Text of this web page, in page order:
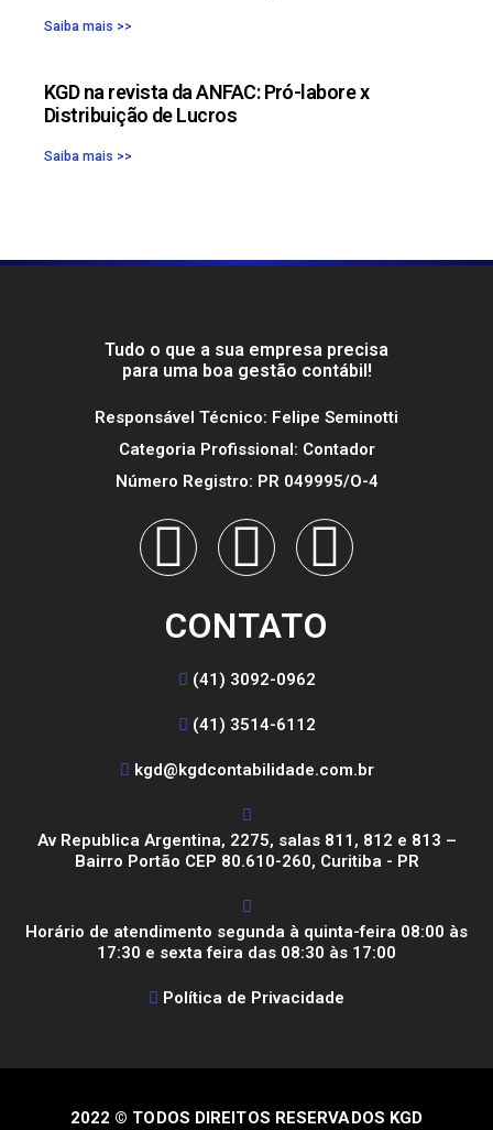
Saiba mais >>
KGD na revista da ANFAC: Pró-labore x
Distribuição de Lucros
Saiba mais >>
Tudo o que a sua empresa precisa
para uma boa gestão contábil!
Responsável Técnico: Felipe Seminotti
Categoria Profissional: Contador
Número Registro: PR 049995/O-4
CONTATO
(41) 3092-0962
(41) 3514-6112
kgd@kgdcontabilidade.com.br
Av Republica Argentina, 2275, salas 811, 812 e 813 –
Bairro Portão CEP 80.610-260, Curitiba - PR
Horário de atendimento segunda à quinta-feira 08:00 às
17:30 e sexta feira das 08:30 às 17:00
Política de Privacidade
2022 © TODOS DIREITOS RESERVADOS KGD